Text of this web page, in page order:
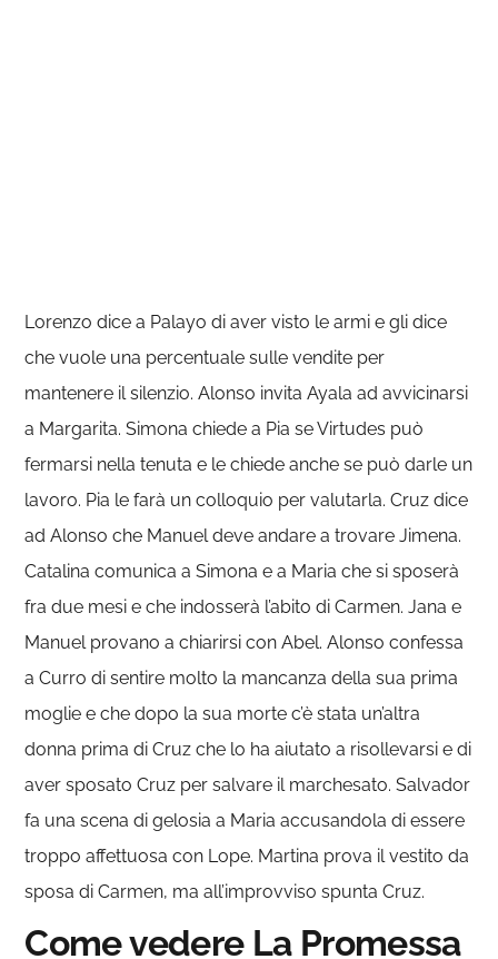
Lorenzo dice a Palayo di aver visto le armi e gli dice
che vuole una percentuale sulle vendite per
mantenere il silenzio. Alonso invita Ayala ad avvicinarsi
a Margarita. Simona chiede a Pia se Virtudes può
fermarsi nella tenuta e le chiede anche se può darle un
lavoro. Pia le farà un colloquio per valutarla. Cruz dice
ad Alonso che Manuel deve andare a trovare Jimena.
Catalina comunica a Simona e a Maria che si sposerà
fra due mesi e che indosserà l’abito di Carmen. Jana e
Manuel provano a chiarirsi con Abel. Alonso confessa
a Curro di sentire molto la mancanza della sua prima
moglie e che dopo la sua morte c’è stata un’altra
donna prima di Cruz che lo ha aiutato a risollevarsi e di
aver sposato Cruz per salvare il marchesato. Salvador
fa una scena di gelosia a Maria accusandola di essere
troppo affettuosa con Lope. Martina prova il vestito da
sposa di Carmen, ma all’improvviso spunta Cruz.
Come vedere La Promessa